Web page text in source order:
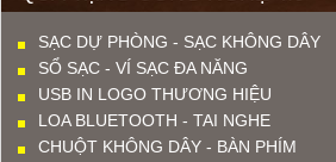
SẠC DỰ PHÒNG - SẠC KHÔNG DÂY
SỔ SẠC - VÍ SẠC ĐA NĂNG
USB IN LOGO THƯƠNG HIỆU
LOA BLUETOOTH - TAI NGHE
CHUỘT KHÔNG DÂY - BÀN PHÍM